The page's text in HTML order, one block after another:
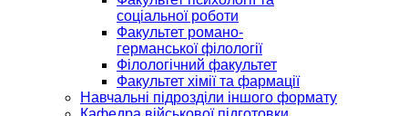
соціальної роботи
Факультет романо-
германської філології
Філологічний факультет
Факультет хімії та фармації
Навчальні підрозділи іншого формату